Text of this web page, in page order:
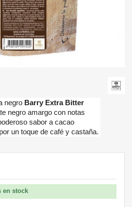
negro Barry Extra Bitter
negro amargo con notas
sabor a cacao
un toque de café y castaña.
en stock